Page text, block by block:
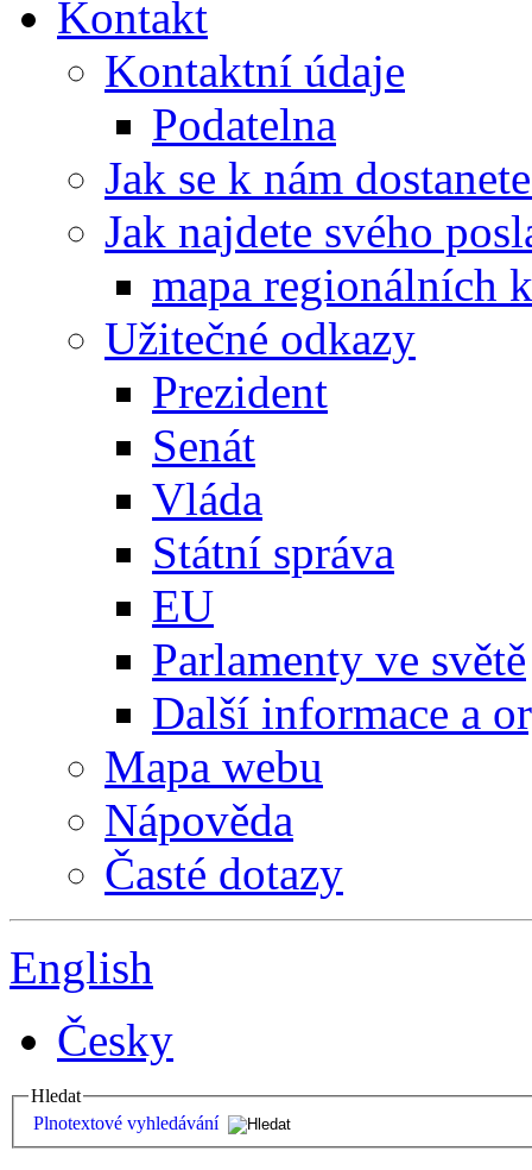
Kontakt
Kontaktní údaje
Podatelna
Jak se k nám
Jak najdete svého
mapa regionálních
Užitečné odkazy
Prezident
Senát
Vláda
Státní správa
EU
Parlamenty ve světě
Další informace a
Mapa webu
Nápověda
Časté dotazy
English
Česky
Hledat
Plnotextové vyhledávání